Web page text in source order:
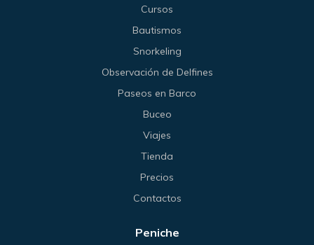
Cursos
Bautismos
Snorkeling
Observación de Delfines
Paseos en Barco
Buceo
Viajes
Tienda
Precios
Contactos
Peniche